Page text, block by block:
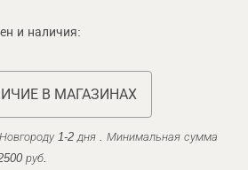
и наличия:
В МАГАЗИНАХ
1-2 дня . Минимальная сумма
руб.